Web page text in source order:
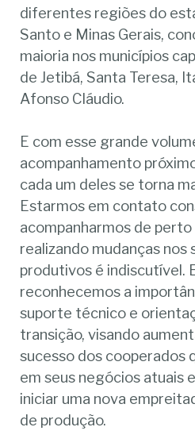
diferentes regiões do
Santo e Minas Gerais,
maioria nos municípios
de Jetibá, Santa Teresa,
Afonso Cláudio.
E com esse grande
acompanhamento
cada um deles se torna
Estarmos em contato
acompanharmos de
realizando mudanças nos
produtivos é indiscutível.
reconhecemos a
suporte técnico e
transição, visando
sucesso dos cooperados
em seus negócios atuais
iniciar uma nova
de produção.